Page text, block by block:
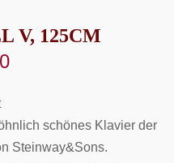
V, 125CM
Aktueller
€9.900,00.
schönes Klavier der
Steinway&Sons.